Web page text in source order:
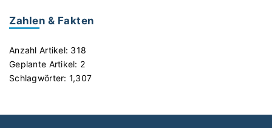
Zahlen & Fakten
Anzahl Artikel: 318
Geplante Artikel: 2
Schlagwörter: 1,307